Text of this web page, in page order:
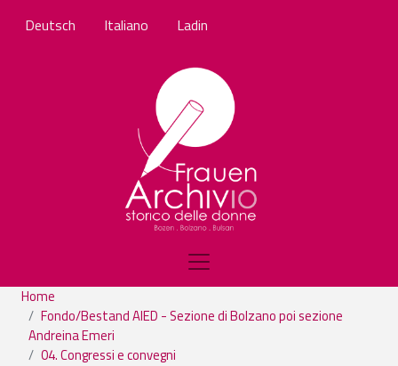
Deutsch Italiano Ladin
Home
Fondo/Bestand AIED - Sezione di Bolzano poi sezione
Andreina Emeri
04. Congressi e convegni